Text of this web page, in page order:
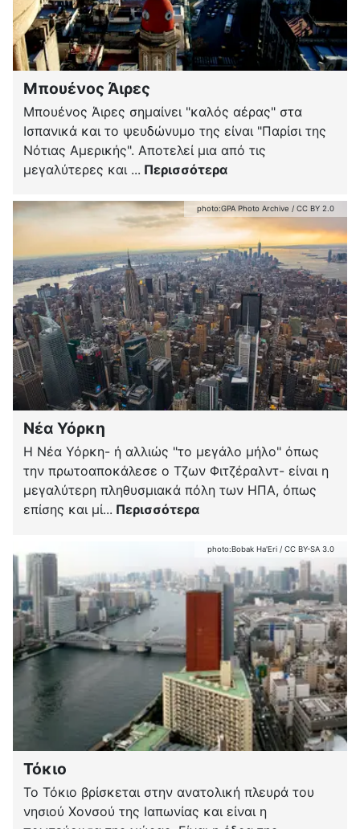
Μπουένος Άιρες
Μπουένος Άιρες σημαίνει "καλός αέρας" στα
Ισπανικά και το ψευδώνυμο της είναι "Παρίσι της
Νότιας Αμερικής". Αποτελεί μια από τις
μεγαλύτερες και ... Περισσότερα
photo:GPA Photo Archive / CC BY 2.0
Νέα Υόρκη
Η Νέα Υόρκη- ή αλλιώς "το μεγάλο μήλο" όπως
την πρωτοαποκάλεσε ο Τζων Φιτζέραλντ- είναι η
μεγαλύτερη πληθυσμιακά πόλη των ΗΠΑ, όπως
επίσης και μί... Περισσότερα
photo:Bobak Ha'Eri / CC BY-SA 3.0
Τόκιο
Το Τόκιο βρίσκεται στην ανατολική πλευρά του
νησιού Χονσού της Ιαπωνίας και είναι η